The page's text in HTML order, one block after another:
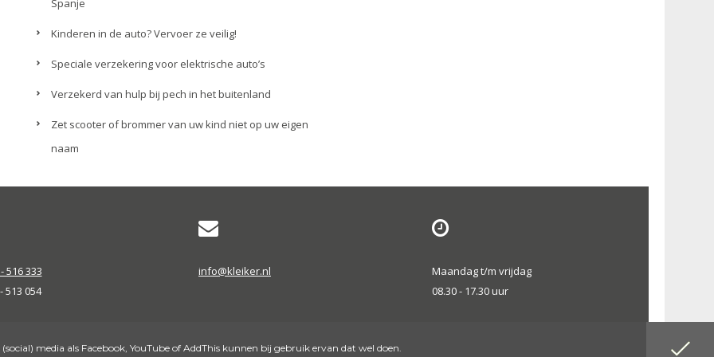
Spanje
Kinderen in de auto? Vervoer ze veilig!
Speciale verzekering voor elektrische auto’s
Verzekerd van hulp bij pech in het buitenland
Zet scooter of brommer van uw kind niet op uw eigen
naam
516 333
513 054
info@kleiker.nl
Maandag t/m vrijdag
08.30 - 17.30 uur
media als Facebook, YouTube of AddThis kunnen bij gebruik ervan dat wel doen.